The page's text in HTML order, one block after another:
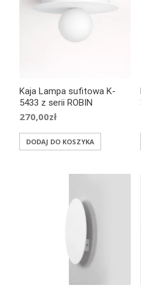
Kaja Lampa sufitowa K-
5433 z serii ROBIN
270,00zł
DODAJ DO KOSZYKA